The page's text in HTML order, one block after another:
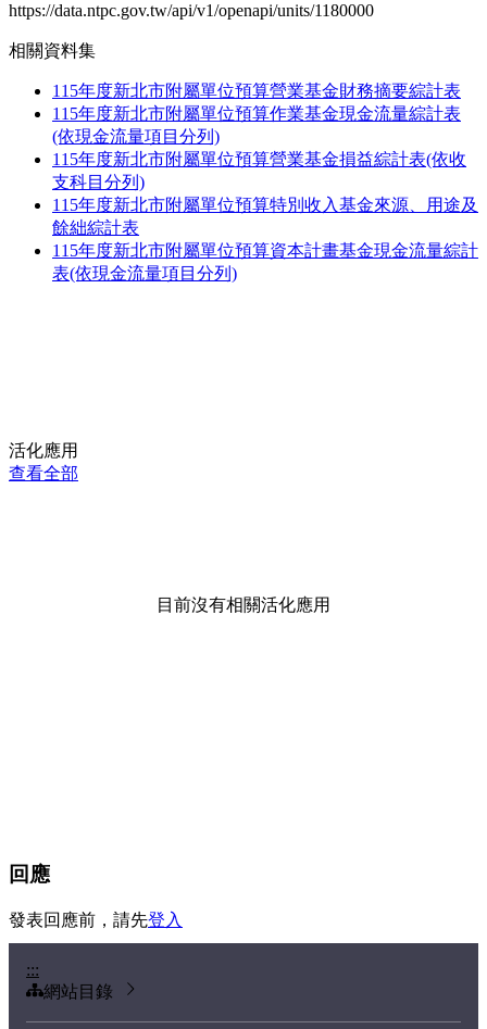
https://data.ntpc.gov.tw/api/v1/openapi/units/1180000
相關資料集
115年度新北市附屬單位預算營業基金財務摘要綜計表
115年度新北市附屬單位預算作業基金現金流量綜計表
(依現金流量項目分列)
115年度新北市附屬單位預算營業基金損益綜計表(依收
支科目分列)
115年度新北市附屬單位預算特別收入基金來源、用途及
餘絀綜計表
115年度新北市附屬單位預算資本計畫基金現金流量綜計
表(依現金流量項目分列)
活化應用
查看全部
目前沒有相關活化應用
回應
發表回應前，請先登入
:::
網站目錄